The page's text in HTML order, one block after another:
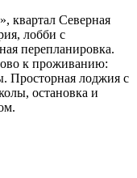
квартал Северная
лобби с
перепланировка.
к проживанию:
Просторная лоджия с
остановка и